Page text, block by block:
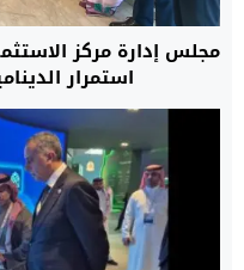
استمرار